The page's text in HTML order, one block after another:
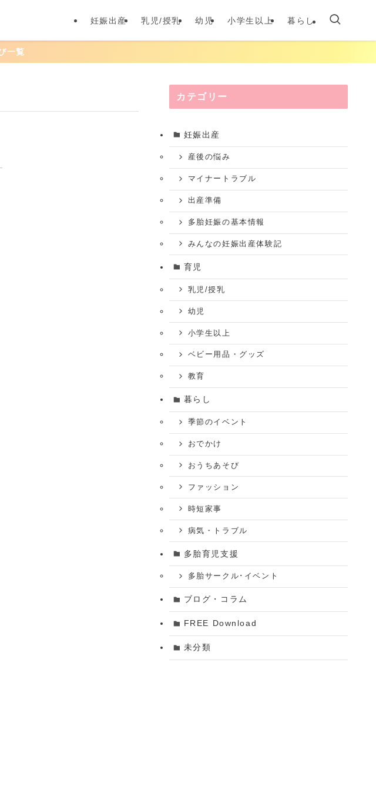
妊娠出産 乳児/授乳 幼児 小学生以上 暮らし
カテゴリー
妊娠出産
産後の悩み
マイナートラブル
出産準備
多胎妊娠の基本情報
みんなの妊娠出産体験記
育児
乳児/授乳
幼児
小学生以上
ベビー用品・グッズ
教育
暮らし
季節のイベント
おでかけ
おうちあそび
ファッション
時短家事
病気・トラブル
多胎育児支援
多胎サークル･イベント
ブログ・コラム
FREE Download
未分類